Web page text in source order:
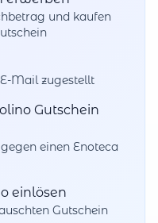
und kaufen
Mail zugestellt
Gutschein
einen Enoteca
einlösen
Gutschein